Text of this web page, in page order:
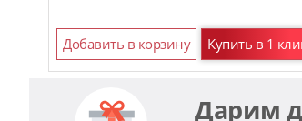
Добавить в корзину Купить в 1
Дарим